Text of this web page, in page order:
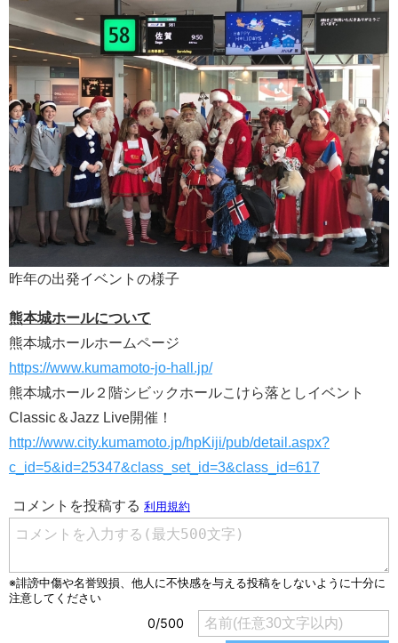
昨年の出発イベントの様子
熊本城ホールについて
熊本城ホールホームページ
https://www.kumamoto-jo-hall.jp/
熊本城ホール２階シビックホールこけら落としイベント
Classic＆Jazz Live開催！
http://www.city.kumamoto.jp/hpKiji/pub/detail.aspx?
c_id=5&id=25347&class_set_id=3&class_id=617